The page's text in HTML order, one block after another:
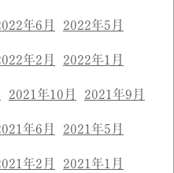
年6月 2022年5月
年2月 2022年1月
2021年10月 2021年9月
年6月 2021年5月
年2月 2021年1月